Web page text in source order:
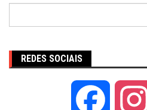
REDES SOCIAIS
Facebook